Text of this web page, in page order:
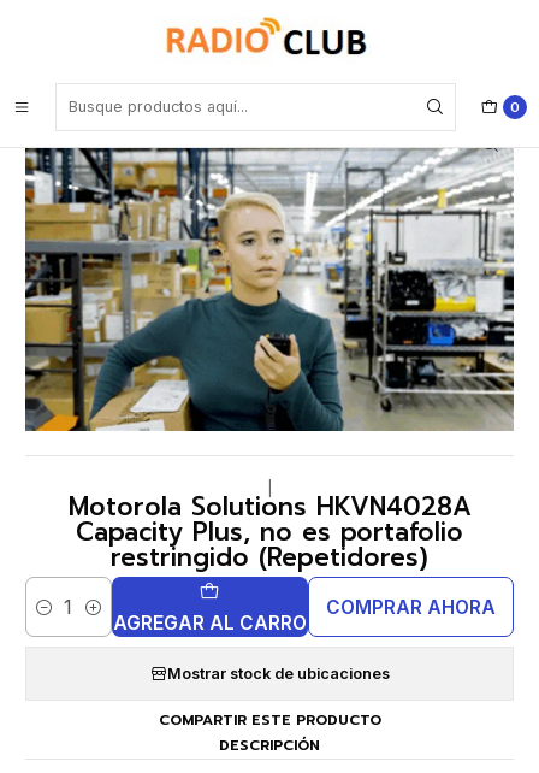
0
Motorola Solutions HKVN4028A Capacity Plus, no es portafolio
restringido (Repetidores)
Motorola Solutions HKVN4028A
Capacity Plus, no es portafolio
restringido (Repetidores)
Cantidad AGREGAR AL CARRO
COMPRAR AHORA
Mostrar stock de ubicaciones
COMPARTIR ESTE PRODUCTO
DESCRIPCIÓN